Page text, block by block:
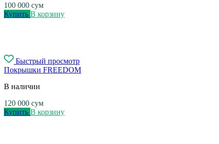
100 000 сум
Купить В корзину
Быстрый просмотр
Покрышки FREEDOM
В наличии
120 000 сум
Купить В корзину